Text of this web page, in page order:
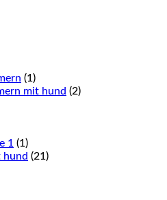
(1)
mit hund (2)
1 (1)
hund (21)